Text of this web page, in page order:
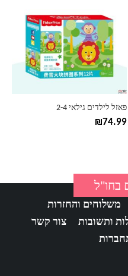
פאזל לילדים גילאי 2-4
₪74.99
מספר
סוגים.
לבחור
האפשרויות
בעמוד
בחו"ל
משלוחים והחזרות
ותשובות
צור קשר